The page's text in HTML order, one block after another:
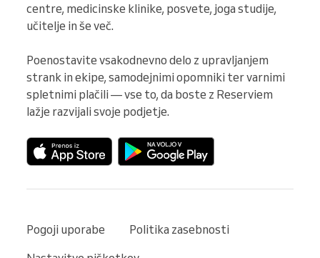
centre, medicinske klinike, posvete, joga studije,
učitelje in še več.
Poenostavite vsakodnevno delo z upravljanjem
strank in ekipe, samodejnimi opomniki ter varnimi
spletnimi plačili — vse to, da boste z Reserviem
lažje razvijali svoje podjetje.
Pogoji uporabe
Politika zasebnosti